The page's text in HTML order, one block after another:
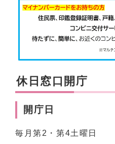
休日窓口開庁
開庁日
毎月第2・第4土曜日